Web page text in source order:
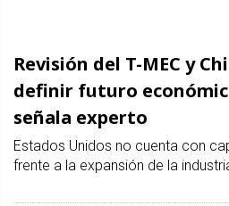
Revisión del T-MEC y
definir futuro
señala experto
Estados Unidos no cuenta con
frente a la expansión de la